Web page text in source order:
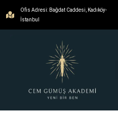
Ofis Adresi: Bağdat Caddesi, Kadıköy-
İstanbul